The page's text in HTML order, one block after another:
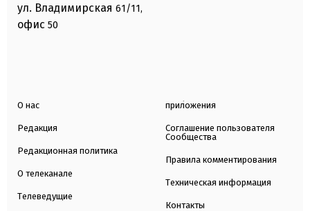
ул. Владимирская 61/11,
офис 50
О нас
Редакция
Редакционная политика
О телеканале
Телеведущие
приложения
Соглашение пользователя
Сообщества
Правила комментирования
Техническая информация
Контакты